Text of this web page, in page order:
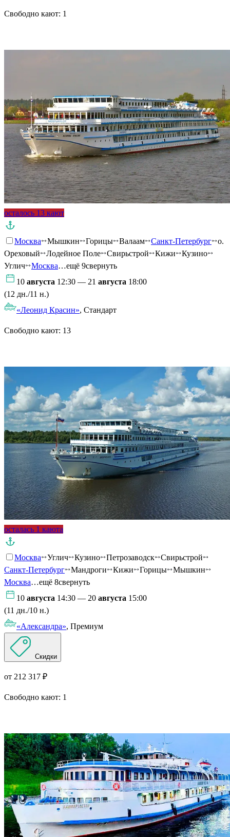
Свободно кают: 1
осталось 13 кают
Москва Мышкин Горицы Валаам Санкт-Петербург
о.
Ореховый
Лодейное Поле Свирьстрой Кижи
Кузино
Углич
Москва…ещё 9свернуть
10 августа 12:30 — 21 августа 18:00
(12 дн./11 н.)
«Леонид Красин», Стандарт
Свободно кают: 13
осталась 1 каюта
Москва Углич Кузино Петрозаводск
Свирьстрой
Санкт-Петербург
Мандроги Кижи Горицы
Мышкин
Москва…ещё 8свернуть
10 августа 14:30 — 20 августа 15:00
(11 дн./10 н.)
«Александра», Премиум
Скидки
от 212 317 ₽
Свободно кают: 1